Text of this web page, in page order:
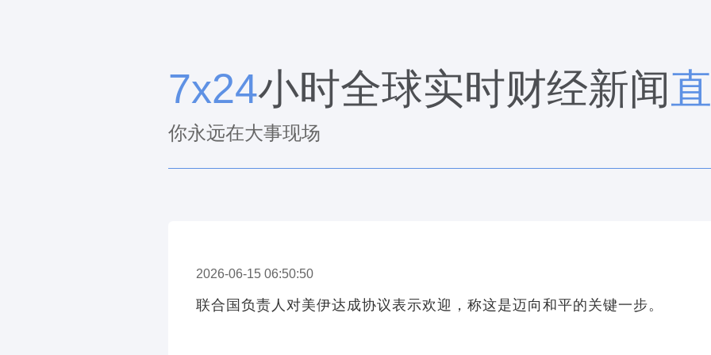
7x24小时全球实时财经新闻
你永远在大事现场
2026-06-15 06:50:50
联合国负责人对美伊达成协议表示欢迎，称这是迈向和平的关键一步。